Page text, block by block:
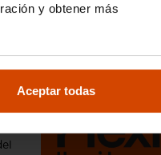
y obtener más
Aceptar todas
Radares